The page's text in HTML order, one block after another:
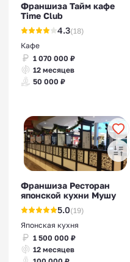
Франшиза Тайм кафе
Time Club
4.3(18)
Кафе
1 070 000 ₽
12 месяцев
50 000 ₽
Франшиза Ресторан
японской кухни Мушу
5.0(19)
Японская кухня
1 500 000 ₽
12 месяцев